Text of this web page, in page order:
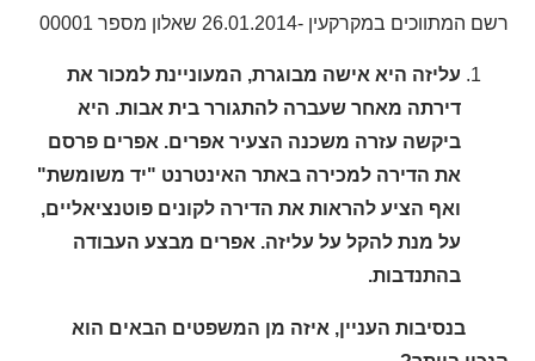
רשם המתווכים במקרקעין -26.01.2014 שאלון מספר 00001
עליזה היא אישה מבוגרת, המעוניינת למכור את
דירתה מאחר שעברה להתגורר בית אבות. היא
ביקשה עזרה משכנה הצעיר אפרים. אפרים פרסם
את הדירה למכירה באתר האינטרנט "יד משומשת"
ואף הציע להראות את הדירה לקונים פוטנציאליים,
על מנת להקל על עליזה. אפרים מבצע העבודה
בהתנדבות.
בנסיבות העניין, איזה מן המשפטים הבאים הוא